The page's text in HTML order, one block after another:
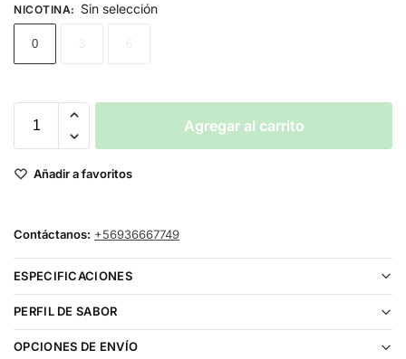
NICOTINA: Sin selección
0
Agregar al carrito
Añadir a favoritos
Contáctanos: +56936667749
ESPECIFICACIONES
PERFIL DE SABOR
OPCIONES DE ENVÍO